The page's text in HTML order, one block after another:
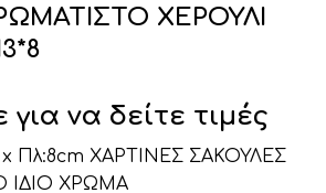
ΧΕΡΟΥΛΙ
για να δείτε τιμές
x Πλ:8cm ΧΑΡΤΙΝΕΣ ΣΑΚΟΥΛΕΣ
ΙΔΙΟ ΧΡΩΜΑ